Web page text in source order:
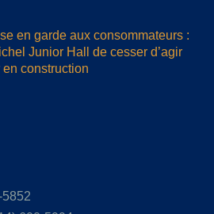
en garde aux consommateurs :
Junior Hall de cesser d’agir
construction